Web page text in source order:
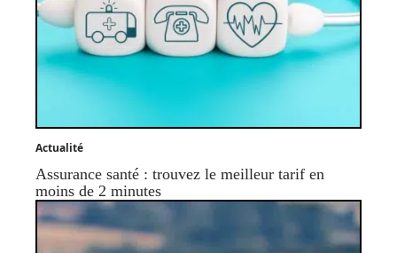
Actualité
Assurance santé : trouvez le meilleur tarif en
moins de 2 minutes